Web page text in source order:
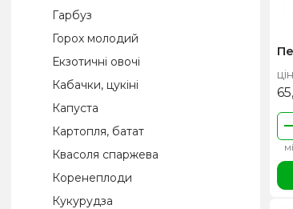
Гарбуз
Горох молодий
Екзотичні овочі
Кабачки, цукіні
Капуста
Картопля, батат
Квасоля спаржева
Коренеплоди
Кукурудза